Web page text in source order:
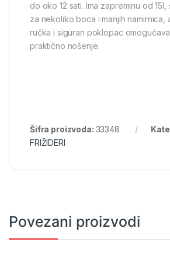
do oko 12 sati. Ima zapreminu od
za nekoliko boca i manjih namirnica,
ručka i siguran poklopac
praktično nošenje.
Šifra proizvoda: 33348
FRIŽIDERI
Povezani proizvodi